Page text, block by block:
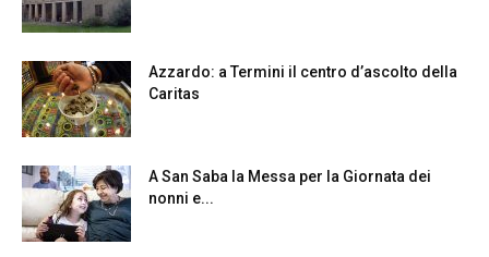
Azzardo: a Termini il centro d’ascolto della
Caritas
A San Saba la Messa per la Giornata dei
nonni e...